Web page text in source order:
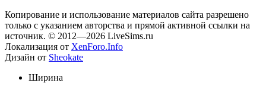
Копирование и использование материалов сайта разрешено
только с указанием авторства и прямой активной ссылки на
источник. © 2012—2026 LiveSims.ru
Локализация от XenForo.Info
Дизайн от Sheokate
Ширина